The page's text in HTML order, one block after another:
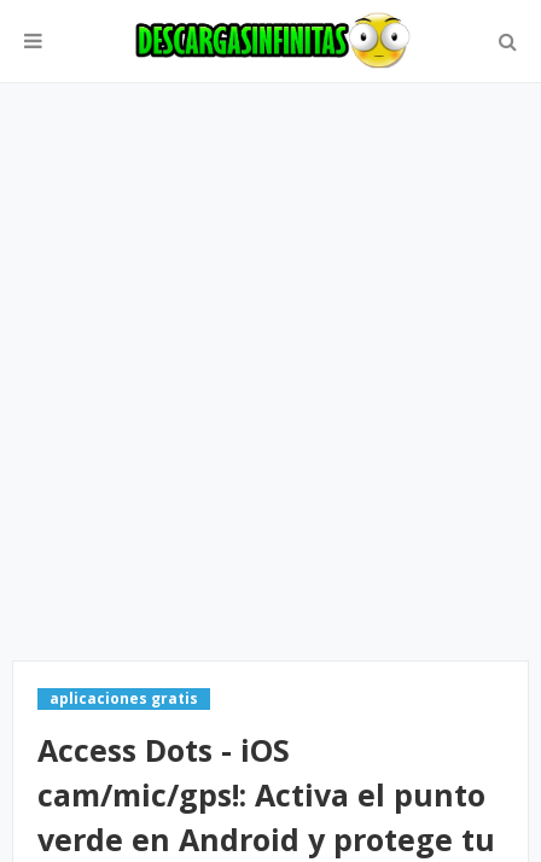
aplicaciones gratis
Access Dots - iOS
cam/mic/gps!: Activa el punto
verde en Android y protege tu